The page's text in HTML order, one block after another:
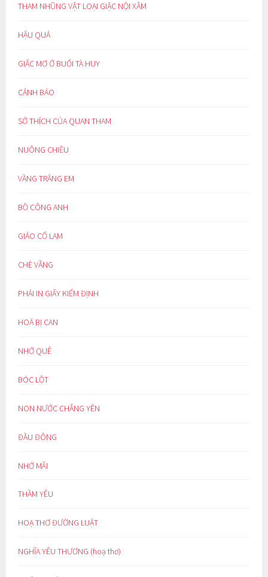
THAM NHŨNG VẶT LOẠI GIẶC NỘI XÂM
HẬU QUẢ
GIẤC MƠ Ở BUỔI TÀ HUY
CẢNH BÁO
SỞ THÍCH CỦA QUAN THAM
NUÔNG CHIỀU
VẦNG TRĂNG EM
BỒ CÔNG ANH
GIẢO CỔ LAM
CHÈ VẰNG
PHẢI IN GIẤY KIỂM ĐỊNH
HOÁ BỊ CAN
NHỚ QUÊ
BÓC LỘT
NON NƯỚC CHẲNG YÊN
ĐẦU ĐÔNG
NHỚ MÃI
THẦM YÊU
HOẠ THƠ ĐƯỜNG LUẬT
NGHĨA YÊU THƯƠNG (hoạ thơ)